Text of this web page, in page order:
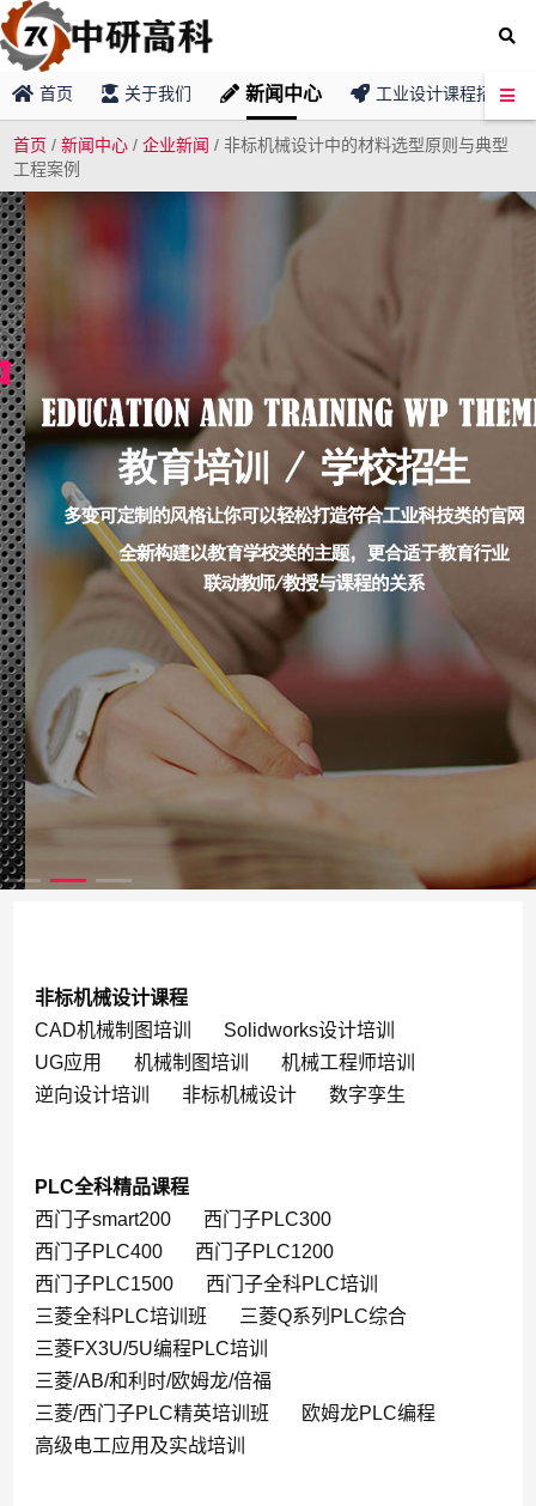
首页 关于我们 新闻中心 工业设计课程招募
首页 /新闻中心 /企业新闻 /非标机械设计中的材料选型原则与典型
工程案例
非标机械设计课程
CAD机械制图培训
Solidworks设计培训
UG应用
机械制图培训
机械工程师培训
逆向设计培训
非标机械设计 数字孪生
PLC全科精品课程
西门子smart200
西门子PLC300
西门子PLC400
西门子PLC1200
西门子PLC1500
西门子全科PLC培训
三菱全科PLC培训班
三菱Q系列PLC综合
三菱FX3U/5U编程PLC培训
三菱/AB/和利时/欧姆龙/倍福
三菱/西门子PLC精英培训班
欧姆龙PLC编程
高级电工应用及实战培训